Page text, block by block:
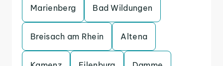
Marienberg Bad Wildungen
Breisach am Rhein Altena